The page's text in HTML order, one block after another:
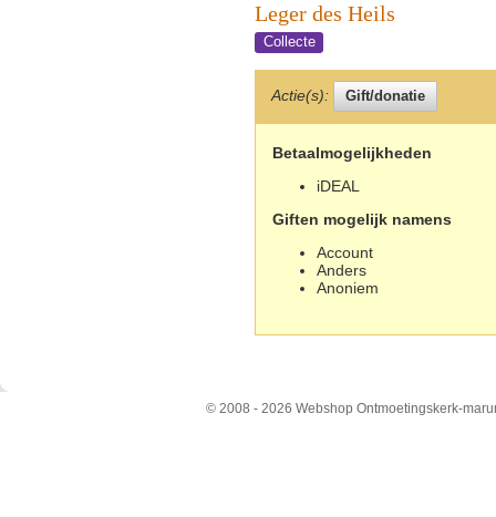
Leger des Heils
Collecte
Actie(s):
Betaalmogelijkheden
iDEAL
Giften mogelijk namens
Account
Anders
Anoniem
© 2008 - 2026 Webshop Ontmoetingskerk-